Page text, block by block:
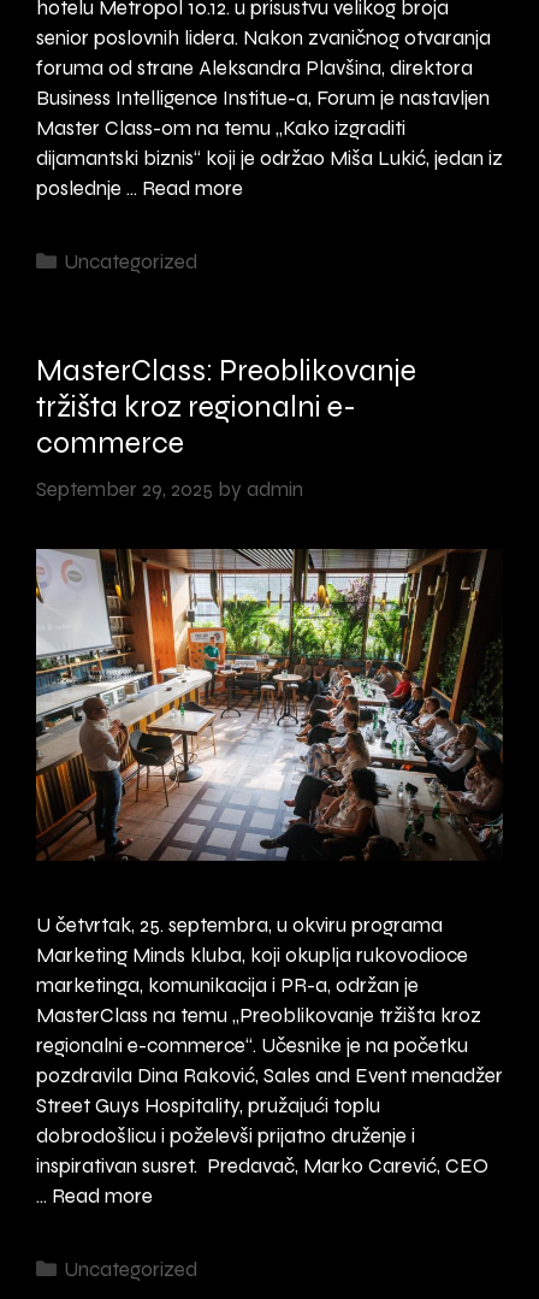
hotelu Metropol 10.12. u prisustvu velikog broja
senior poslovnih lidera. Nakon zvaničnog otvaranja
foruma od strane Aleksandra Plavšina, direktora
Business Intelligence Institue-a, Forum je nastavljen
Master Class-om na temu „Kako izgraditi
dijamantski biznis“ koji je održao Miša Lukić, jedan iz
poslednje … Read more
Categories
Uncategorized
MasterClass: Preoblikovanje
tržišta kroz regionalni e-
commerce
September 29, 2025 by admin
U četvrtak, 25. septembra, u okviru programa
Marketing Minds kluba, koji okuplja rukovodioce
marketinga, komunikacija i PR-a, održan je
MasterClass na temu „Preoblikovanje tržišta kroz
regionalni e-commerce“. Učesnike je na početku
pozdravila Dina Raković, Sales and Event menadžer
Street Guys Hospitality, pružajući toplu
dobrodošlicu i poželevši prijatno druženje i
inspirativan susret. Predavač, Marko Carević, CEO
… Read more
kroz
Categories
Uncategorized